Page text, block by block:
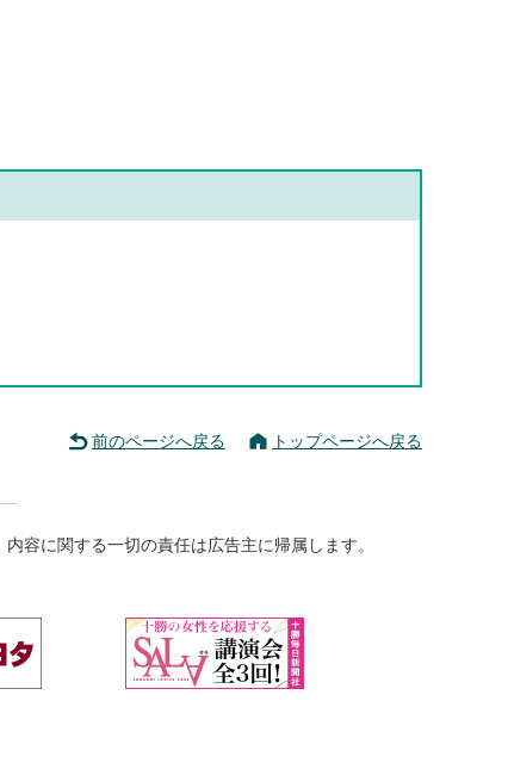
前のページへ戻る トップページへ戻る
容に関する一切の責任は広告主に帰属します。